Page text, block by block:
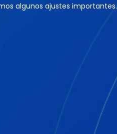
algunos ajustes importantes.